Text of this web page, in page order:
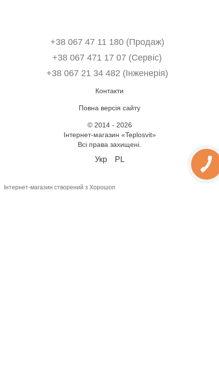
+38 067 47 11 180 (Продаж)
+38 067 471 17 07 (Сервіс)
‎+38 067 21 34 482 (Інженерія)
Контакти
Повна версія сайту
© 2014 - 2026
Інтернет-магазин «Teplosvit»
Всі права захищені.
Укр PL
Інтернет-магазин створений з Хорошоп